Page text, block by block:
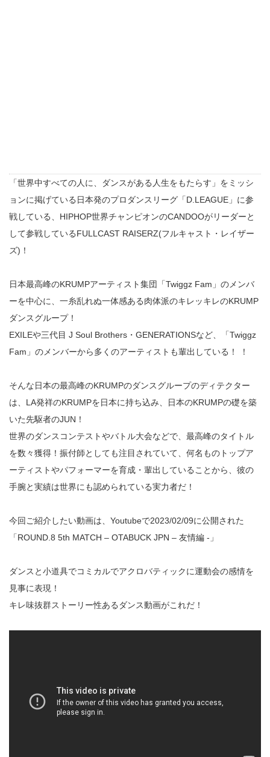
「世界中すべての人に、ダンスがある人生をもたらす」をミッシ
ョンに掲げている日本発のプロダンスリーグ「D.LEAGUE」に参
戦している、HIPHOP世界チャンピオンのCANDOOがリーダーと
して参戦しているFULLCAST RAISERZ(フルキャスト・レイザー
ズ)！
日本最高峰のKRUMPアーティスト集団「Twiggz Fam」のメンバ
ーを中心に、一糸乱れぬ一体感ある肉体派のキレッキレのKRUMP
ダンスグループ！
EXILEや三代目 J Soul Brothers・GENERATIONSなど、「Twiggz
Fam」のメンバーから多くのアーティストも輩出している！ ！
そんな日本の最高峰のKRUMPのダンスグループのディテクター
は、LA発祥のKRUMPを日本に持ち込み、日本のKRUMPの礎を築
いた先駆者のJUN！
世界のダンスコンテストやバトル大会などで、最高峰のタイトル
を数々獲得！振付師としても注目されていて、何名ものトップア
ーティストやパフォーマーを育成・輩出していることから、彼の
手腕と実績は世界にも認められている実力者だ！
今回ご紹介したい動画は、Youtubeで2023/02/09に公開された
「ROUND.8 5th MATCH – OTABUCK JPN – 友情編 -」
ダンスと小道具でコミカルでアクロバティックに運動会の感情を
見事に表現！
キレ味抜群ストーリー性あるダンス動画がこれだ！